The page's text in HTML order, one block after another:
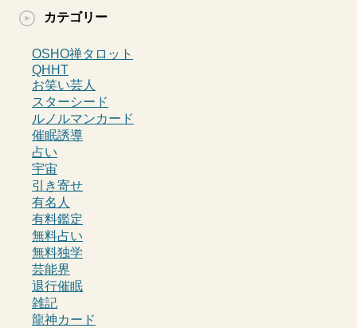
カテゴリー
OSHO禅タロット
QHHT
お笑い芸人
スターシード
ルノルマンカード
催眠誘導
占い
宇宙
引き寄せ
有名人
有料鑑定
無料占い
無料独学
芸能界
退行催眠
雑記
龍神カード